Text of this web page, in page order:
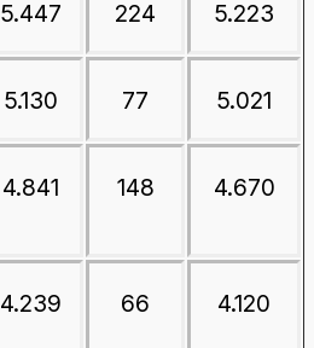
5.447 224 5.223
5.130 77 5.021
4.841 148 4.670
4.239 66 4.120